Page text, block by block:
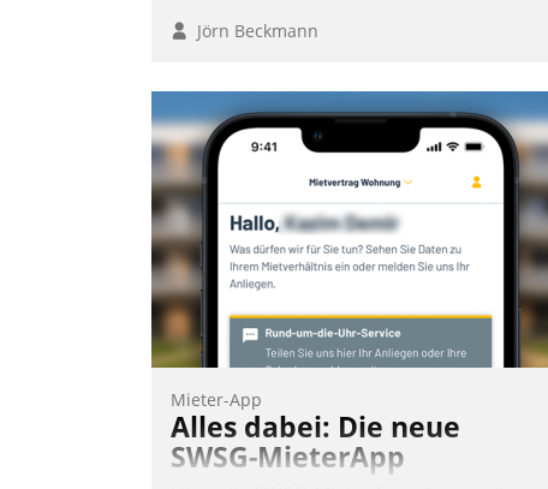
Jörn Beckmann
Mieter-App
Alles dabei: Die neue
SWSG-MieterApp